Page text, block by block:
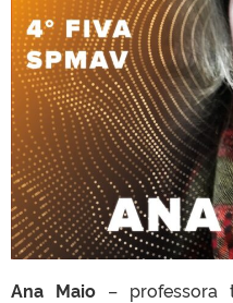
Ana Maio– professora